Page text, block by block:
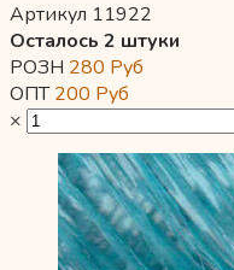
Артикул 11922
Осталось 2 штуки
РОЗН 280 Руб
ОПТ200 Руб
×